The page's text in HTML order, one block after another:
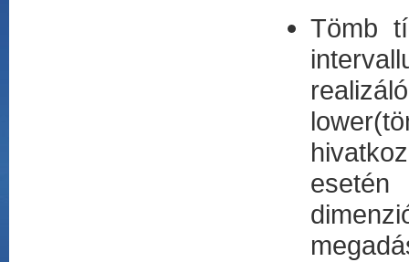
Tömb
esetén